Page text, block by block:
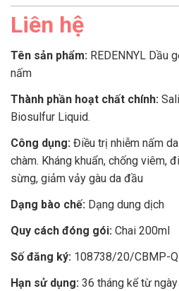
Liên hệ
Tên sản phẩm: REDENNYL Dầu
nấm
Thành phần hoạt chất chính:
Biosulfur Liquid.
Công dụng: Điều trị nhiễm nấm
chàm. Kháng khuẩn, chống viêm,
sừng, giảm vảy gàu da đầu
Dạng bào chế: Dạng dung dịch
Quy cách đóng gói: Chai 200ml
Số đăng ký: 108738/20/CBMP-
Hạn sử dụng: 36 tháng kể từ